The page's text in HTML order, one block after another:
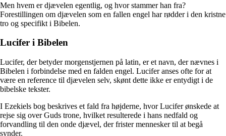
Men hvem er djævelen egentlig, og hvor stammer han fra?
Forestillingen om djævelen som en fallen engel har rødder i den kristne
tro og specifikt i Bibelen.
Lucifer i Bibelen
Lucifer, der betyder morgenstjernen på latin, er et navn, der nævnes i
Bibelen i forbindelse med en falden engel. Lucifer anses ofte for at
være en reference til djævelen selv, skønt dette ikke er entydigt i de
bibelske tekster.
I Ezekiels bog beskrives et fald fra højderne, hvor Lucifer ønskede at
rejse sig over Guds trone, hvilket resulterede i hans nedfald og
forvandling til den onde djævel, der frister mennesker til at begå
synder.